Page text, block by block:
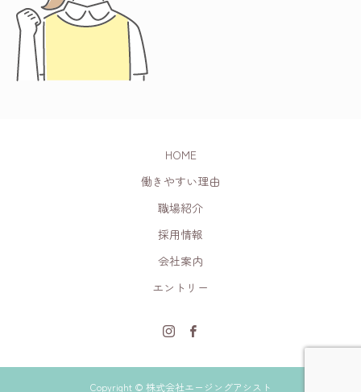
HOME
働きやすい理由
職場紹介
採用情報
会社案内
エントリー
Copyright © 株式会社エージングアシスト